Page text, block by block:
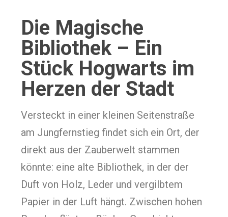
Die Magische
Bibliothek – Ein
Stück Hogwarts im
Herzen der Stadt
Versteckt in einer kleinen Seitenstraße
am Jungfernstieg findet sich ein Ort, der
direkt aus der Zauberwelt stammen
könnte: eine alte Bibliothek, in der der
Duft von Holz, Leder und vergilbtem
Papier in der Luft hängt. Zwischen hohen